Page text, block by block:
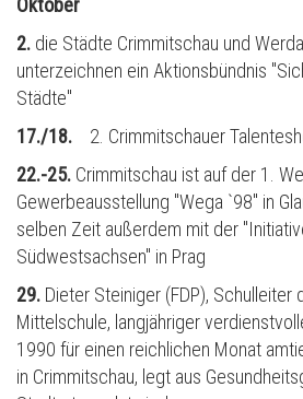
Oktober
2. die Städte Crimmitschau und
unterzeichnen ein Aktionsbündnis
Städte"
17./18. 2. Crimmitschauer
22.-25. Crimmitschau ist auf der 1.
Gewerbeausstellung "Wega `98" in
selben Zeit außerdem mit der
Südwestsachsen" in Prag
29. Dieter Steiniger (FDP), Schulleiter
Mittelschule, langjähriger
1990 für einen reichlichen Monat
in Crimmitschau, legt aus